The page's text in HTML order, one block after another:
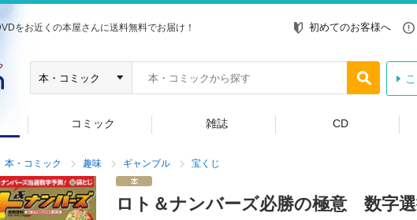
をお近くの本屋さんに送料無料でお届け！ 初めてのお客様へ
コミック 雑誌 CD
本・コミック 趣味 ギャンブル 宝くじ
ロト＆ナンバーズ必勝の極意 数字